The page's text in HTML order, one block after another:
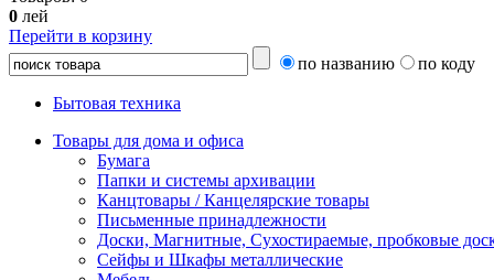
0 лей
Перейти в корзину
по названию
по коду
Бытовая техника
Товары для дома и офиса
Бумага
Папки и системы архивации
Канцтовары / Канцелярские товары
Письменные принадлежности
Доски, Магнитные, Сухостираемые, пробковые
Сейфы и Шкафы металлические